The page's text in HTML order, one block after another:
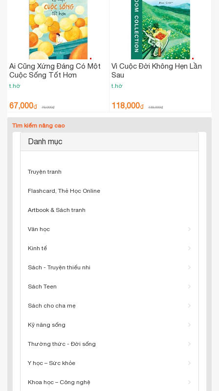
Ai Cũng Xứng Đáng Có Một
Cuộc Sống Tốt Hơn
t.hờ
67,000₫ 79,000₫
Vì Cuộc Đời Không Hẹn Lần
Sau
t.hờ
118,000₫ 139,000₫
Tìm kiếm nâng cao
Danh mục
Truyện tranh
Flashcard, Thẻ Học Online
Artbook & Sách tranh
Văn học
Kinh tế
Sách - Truyện thiếu nhi
Sách Teen
Sách cho cha mẹ
Kỹ năng sống
Thường thức - Đời sống
Y học – Sức khỏe
Khoa học – Công nghệ